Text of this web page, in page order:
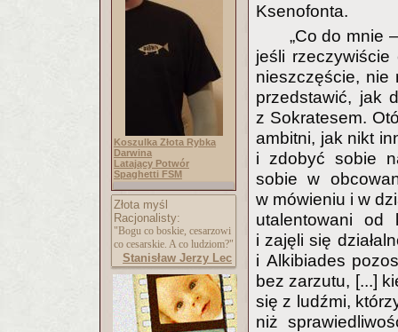
Koszulka Złota Rybka
Darwina
Latający Potwór
Spaghetti FSM
Złota myśl
Racjonalisty:
"Bogu co boskie, cesarzowi
co cesarskie. A co ludziom?"
Stanisław Jerzy Lec
Ksenofonta.
„Co do mnie
jeśli
nieszczęście, nie
przedstawić, jak
z Sokratesem.
ambitni, jak nikt
i zdobyć sobie
sobie w
w mówieniu i w
utalentowani od
i zajęli się
i Alkibiades
bez zarzutu, [...]
się z ludźmi,
niż